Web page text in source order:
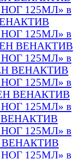
125МЛ» в
125МЛ» в
ВЕНАКТИВ
125МЛ» в
ВЕНАКТИВ
125МЛ» в
ВЕНАКТИВ
125МЛ» в
125МЛ» в
ВЕНАКТИВ
125МЛ» в